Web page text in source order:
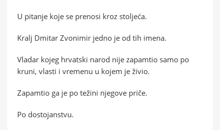
U pitanje koje se prenosi kroz stoljeća.
Kralj Dmitar Zvonimir jedno je od tih imena.
Vladar kojeg hrvatski narod nije zapamtio samo po
kruni, vlasti i vremenu u kojem je živio.
Zapamtio ga je po težini njegove priče.
Po dostojanstvu.